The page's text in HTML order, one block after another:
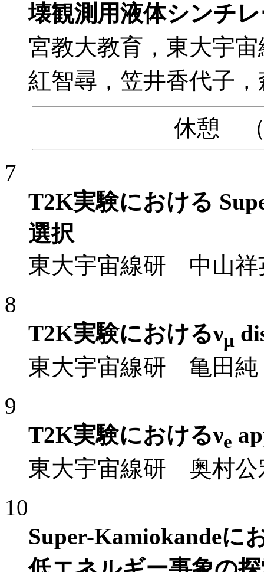
壊観測用液体シンチ
宮教大教育，東大宇宙
紅智尋，笠井香代子
休憩 （
7
T2K実験における
選択
東大宇宙線研 中山祥
8
T2K実験におけるνμ
東大宇宙線研 亀田純
9
T2K実験におけるνe
東大宇宙線研 奥村
10
Super-Kamiokandeに